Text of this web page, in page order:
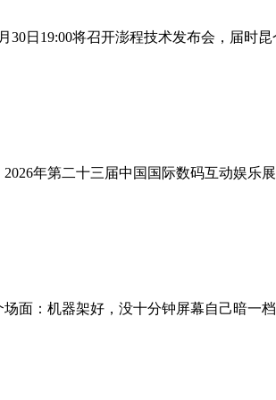
日19:00将召开澎程技术发布会，届时
年第二十三届中国国际数码互动娱乐
面：机器架好，没十分钟屏幕自己暗一